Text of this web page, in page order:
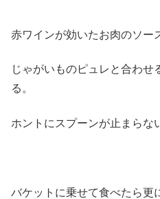
赤ワインが効いたお肉のソー
じゃがいものピュレと合わせ
る。
ホントにスプーンが止まらな
バケットに乗せて食べたら更